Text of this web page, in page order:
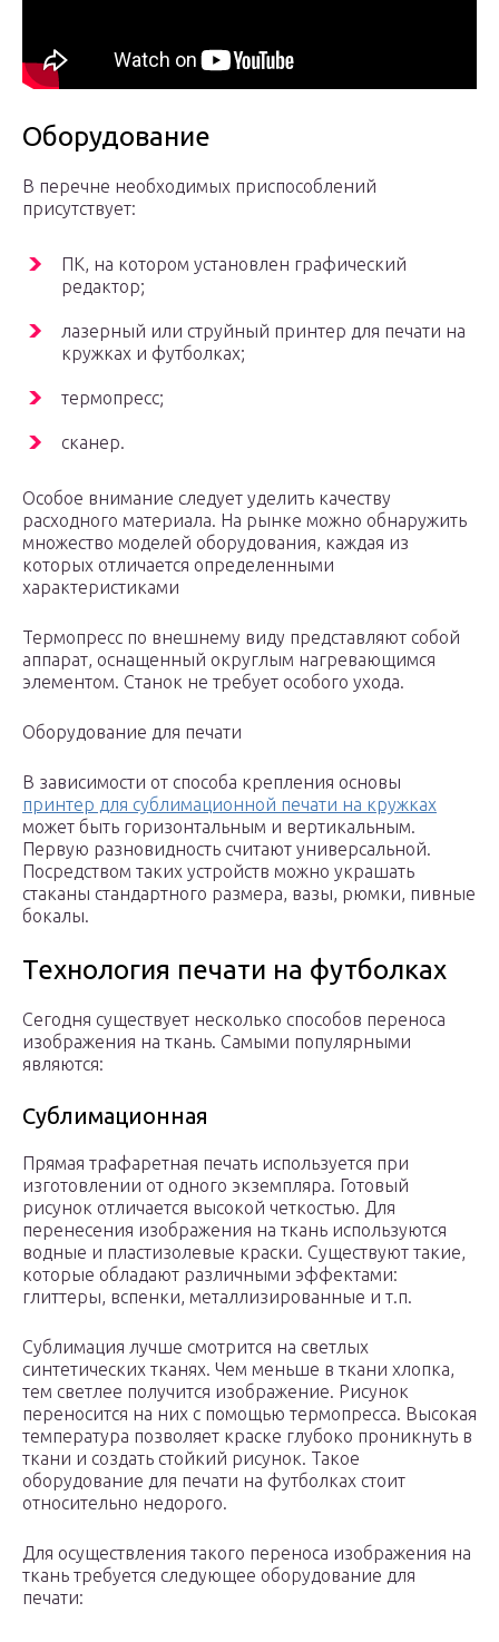
Оборудование
В перечне необходимых приспособлений
присутствует:
ПК, на котором установлен графический
редактор;
лазерный или струйный принтер для печати на
кружках и футболках;
термопресс;
сканер.
Особое внимание следует уделить качеству
расходного материала. На рынке можно обнаружить
множество моделей оборудования, каждая из
которых отличается определенными
характеристиками
Термопресс по внешнему виду представляют собой
аппарат, оснащенный округлым нагревающимся
элементом. Станок не требует особого ухода.
Оборудование для печати
В зависимости от способа крепления основы
принтер для сублимационной печати на кружках
может быть горизонтальным и вертикальным.
Первую разновидность считают универсальной.
Посредством таких устройств можно украшать
стаканы стандартного размера, вазы, рюмки, пивные
бокалы.
Технология печати на футболках
Сегодня существует несколько способов переноса
изображения на ткань. Самыми популярными
являются:
Сублимационная
Прямая трафаретная печать используется при
изготовлении от одного экземпляра. Готовый
рисунок отличается высокой четкостью. Для
перенесения изображения на ткань используются
водные и пластизолевые краски. Существуют такие,
которые обладают различными эффектами:
глиттеры, вспенки, металлизированные и т.п.
Сублимация лучше смотрится на светлых
синтетических тканях. Чем меньше в ткани хлопка,
тем светлее получится изображение. Рисунок
переносится на них с помощью термопресса. Высокая
температура позволяет краске глубоко проникнуть в
ткани и создать стойкий рисунок. Такое
оборудование для печати на футболках стоит
относительно недорого.
Для осуществления такого переноса изображения на
ткань требуется следующее оборудование для
печати: